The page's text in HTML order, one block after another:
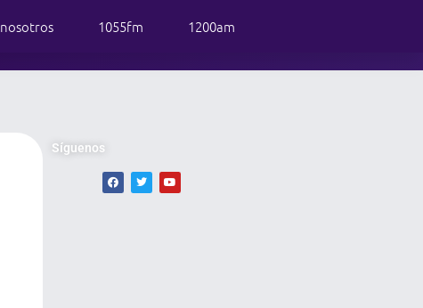
nosotros 1055fm 1200am
Síguenos